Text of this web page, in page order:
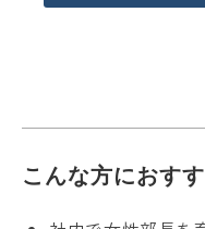
こんな方におす